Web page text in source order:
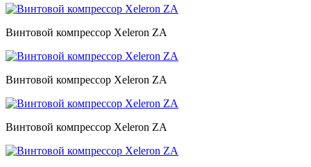
Винтовой компрессор Xeleron ZA
Винтовой компрессор Xeleron ZA
Винтовой компрессор Xeleron ZA